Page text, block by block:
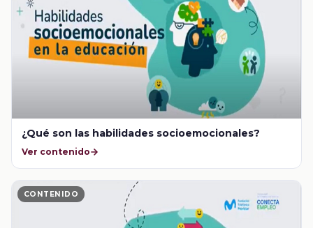
¿Qué son las habilidades socioemocionales?
Ver contenido
CONTENIDO